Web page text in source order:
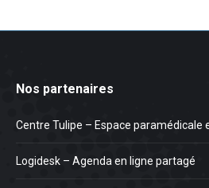
Nos partenaires
Centre Tulipe – Espace paramédicale
Logidesk – Agenda en ligne partagé